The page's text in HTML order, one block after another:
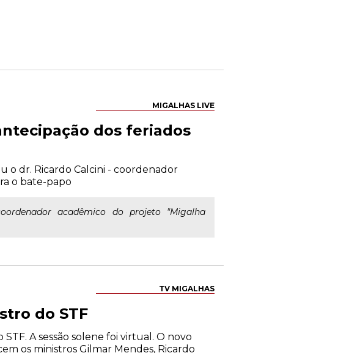
MIGALHAS LIVE
dos feriados
o dr. Ricardo Calcini - coordenador
o bate-papo
acadêmico do projeto "Migalha
TV MIGALHAS
do STF
A sessão solene foi virtual. O novo
os ministros Gilmar Mendes, Ricardo